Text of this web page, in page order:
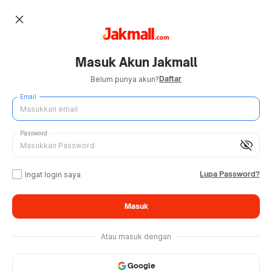
close
Masuk Akun Jakmall
Belum punya akun?Daftar
Email
visibility_off
Password
Ingat login saya Lupa Password?
Masuk
Atau masuk dengan
Google